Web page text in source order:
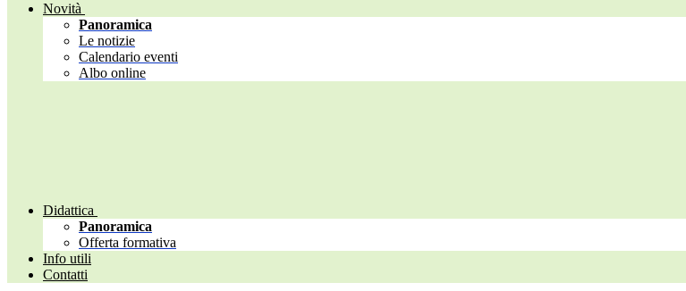
Novità
Panoramica
Le notizie
Calendario eventi
Albo online
Didattica
Panoramica
Offerta formativa
Info utili
Contatti